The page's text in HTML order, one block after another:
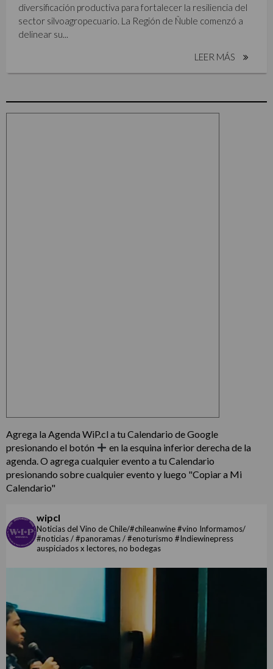
diversificación productiva para fortalecer la resiliencia del
sector silvoagropecuario. La Región de Ñuble comenzó a
delinear su...
LEER MÁS
Agrega la Agenda WiP.cl a tu Calendario de Google
presionando el botón
en la esquina inferior derecha de la
agenda. O agrega cualquier evento a tu Calendario
presionando sobre cualquier evento y luego "Copiar a Mi
Calendario"
wipcl
Noticias del Vino de Chile/#chileanwine #vino Informamos/
#noticias / #panoramas / #enoturismo #Indiewinepress
auspiciados x lectores, no bodegas